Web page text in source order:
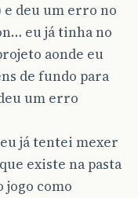
e deu um erro no
eu já tinha no
aonde eu
de fundo para
um erro
já tentei mexer
existe na pasta
jogo como